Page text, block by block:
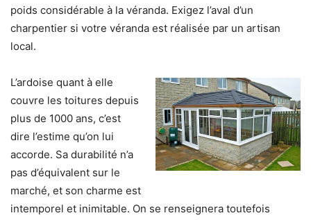
poids considérable à la véranda. Exigez l’aval d’un
charpentier si votre véranda est réalisée par un artisan
local.
L’ardoise quant à elle
couvre les toitures depuis
plus de 1000 ans, c’est
dire l’estime qu’on lui
accorde. Sa durabilité n’a
pas d’équivalent sur le
marché, et son charme est
intemporel et inimitable. On se renseignera toutefois